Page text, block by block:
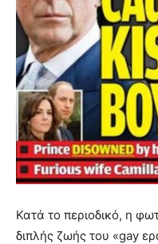
Κατά το περιοδικό, η
διπλής ζωής του «gay